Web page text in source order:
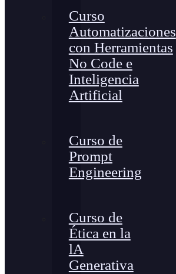
Curso
Automatizaciones
con Herramientas
No Code e
Inteligencia
Artificial
Curso de
Prompt
Engineering
Curso de
Ética en la
lA
Generativa